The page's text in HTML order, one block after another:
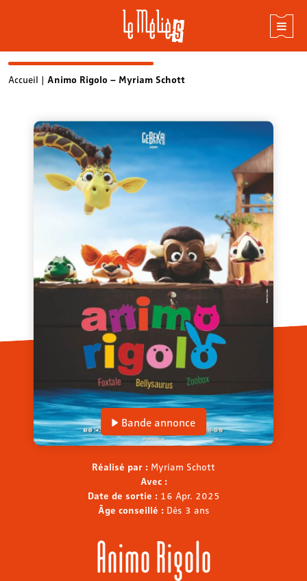
SkipAccueil | Animo Rigolo – Myriam Schott
Bande annonce
Réalisé par : Myriam Schott
Avec :
Date de sortie : 16 Apr. 2025
Âge conseillé : Dès 3 ans
Animo Rigolo